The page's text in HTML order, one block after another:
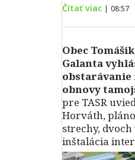
Čítať viac | 08:57
Obec
Galanta
obstarávanie
obnovy
pre TASR
Horváth,
strechy,
inštalácia